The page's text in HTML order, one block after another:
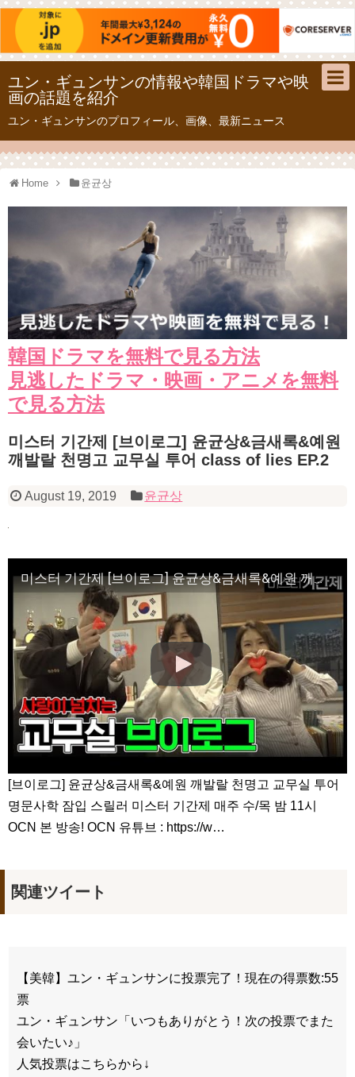
ユン・ギュンサンの情報や韓国ドラマや映
画の話題を紹介
ユン・ギュンサンのプロフィール、画像、最新ニュース
Home 윤균상
韓国ドラマを無料で見る方法
見逃したドラマ・映画・アニメを無料
で見る方法
미스터 기간제 [브이로그] 윤균상&금새록&예원
깨발랄 천명고 교무실 투어 class of lies EP.2
August 19, 2019 윤균상
미스터 기간제 [브이로그] 윤균상&금새록&예원 깨발랄 천명고 교무실 투어 class of lies EP.2
[브이로그] 윤균상&금새록&예원 깨발랄 천명고 교무실 투어
명문사학 잠입 스릴러 미스터 기간제 매주 수/목 밤 11시
OCN 본 방송! OCN 유튜브 : https://w…
関連ツイート
【美韓】ユン・ギュンサンに投票完了！現在の得票数:55
票
ユン・ギュンサン「いつもありがとう！次の投票でまた
会いたい♪」
人気投票はこちらから↓